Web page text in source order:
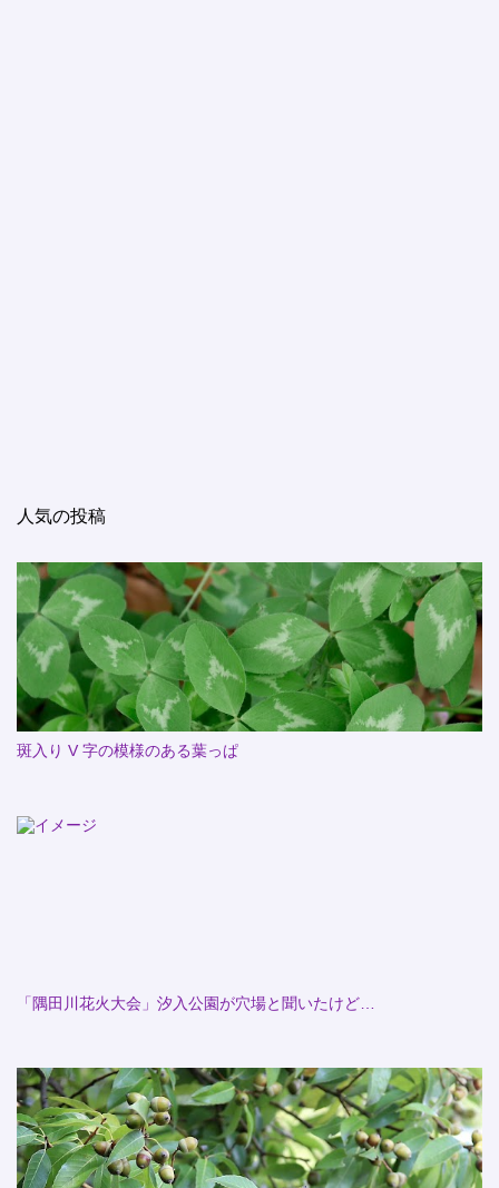
人気の投稿
斑入り V 字の模様のある葉っぱ
「隅田川花火大会」汐入公園が穴場と聞いたけど…